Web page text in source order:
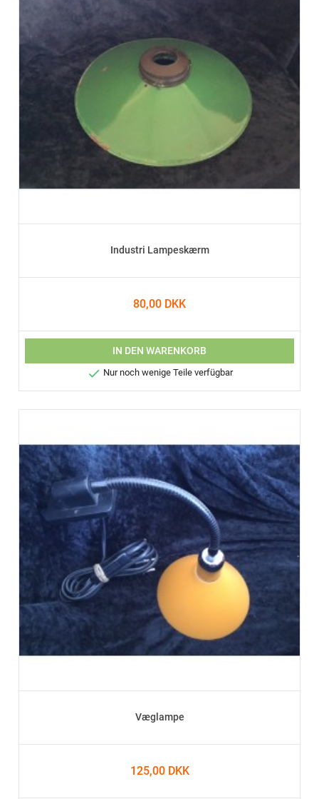
Industri Lampeskærm
80,00 DKK
IN DEN WARENKORB
 Nur noch wenige Teile verfügbar
Væglampe
125,00 DKK